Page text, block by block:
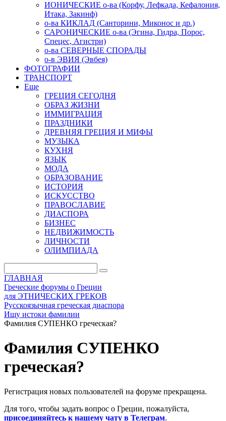
ИОНИЧЕСКИЕ о-ва (Корфу, Лефкада, Кефалония,
Итака, Закинф)
о-ва КИКЛАД (Санторини, Миконос и др.)
САРОНИЧЕСКИЕ о-ва (Эгина, Гидра, Порос,
Спецес, Агистри)
о-ва СЕВЕРНЫЕ СПОРАДЫ
о-в ЭВИЯ (Эвбея)
ФОТОГРАФИИ
ТРАНСПОРТ
Еще
ГРЕЦИЯ СЕГОДНЯ
ОБРАЗ ЖИЗНИ
ИММИГРАЦИЯ
ПРАЗДНИКИ
ДРЕВНЯЯ ГРЕЦИЯ И МИФЫ
МУЗЫКА
КУХНЯ
ЯЗЫК
МОДА
ОБРАЗОВАНИЕ
ИСТОРИЯ
ИСКУССТВО
ПРАВОСЛАВИЕ
ДИАСПОРА
БИЗНЕС
НЕДВИЖИМОСТЬ
ЛИЧНОСТИ
ОЛИМПИАДА
ГЛАВНАЯ
Греческие форумы о Греции
для ЭТНИЧЕСКИХ ГРЕКОВ
Русскоязычная греческая диаспора
Ищу истоки фамилии
Фамилия СУПЕНКО греческая?
Фамилия СУПЕНКО
греческая?
Регистрация новых пользователей на форуме прекращена.
Для того, чтобы задать вопрос о Греции, пожалуйста,
присоединяйтесь к нашему чату в Телеграм.